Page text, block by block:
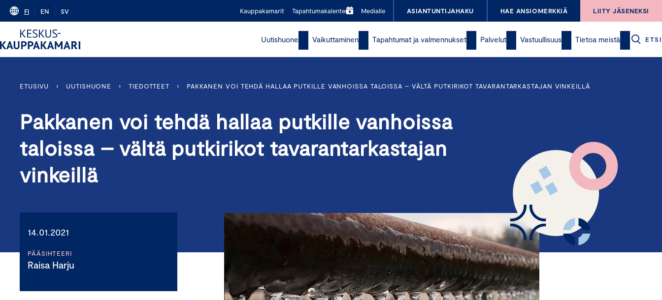
Skip
content
FI EN SV Kauppakamarit Tapahtumakalenteri Medialle ASIANTUNTIJAHAKU HAE ANSIOMERKKIÄ LIITY JÄSENEKSI
Uutishuone Vaikuttaminen Tapahtumat ja valmennukset Palvelut Vastuullisuus Tietoa meistä ETSI
ETUSIVU › UUTISHUONE › TIEDOTTEET › PAKKANEN VOI TEHDÄ HALLAA PUTKILLE VANHOISSA TALOISSA – VÄLTÄ PUTKIRIKOT TAVARANTARKASTAJAN VINKEILLÄ
Pakkanen voi tehdä hallaa putkille vanhoissa
taloissa – vältä putkirikot tavarantarkastajan
vinkeillä
14.01.2021
PÄÄSIHTEERI
Raisa Harju